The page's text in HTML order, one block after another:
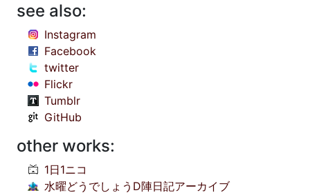
see also:
Instagram
Facebook
twitter
Flickr
Tumblr
GitHub
other works:
1日1ニコ
水曜どうでしょうD陣日記アーカイブ